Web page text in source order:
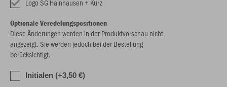
Logo SG Hainhausen + Kurz
Optionale Veredelungspositionen
Diese Änderungen werden in der Produktvorschau nicht
angezeigt. Sie werden jedoch bei der Bestellung
berücksichtigt.
Initialen (+3,50 €)